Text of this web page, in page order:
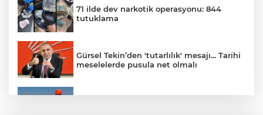
71 ilde dev narkotik operasyonu: 844
tutuklama
Gürsel Tekin’den 'tutarlılık' mesajı... Tarihi
meselelerde pusula net olmalı